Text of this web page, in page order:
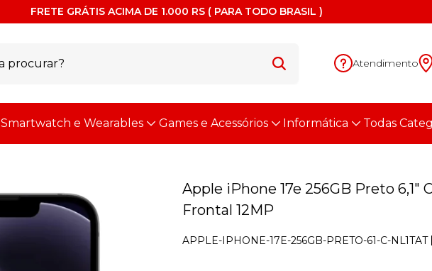
FRETE GRÁTIS ACIMA DE 1.000 RS ( PARA TODO BRASIL )
Atendimento
Smartwatch e Wearables Games e Acessórios Informática Todas
Apple iPhone 17e 256GB Preto 6,1"
Frontal 12MP
APPLE-IPHONE-17E-256GB-PRETO-61-C-NL1TAT